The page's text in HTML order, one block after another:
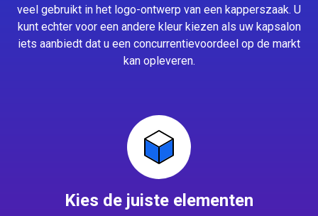
veel gebruikt in het logo-ontwerp van een kapperszaak. U
kunt echter voor een andere kleur kiezen als uw kapsalon
iets aanbiedt dat u een concurrentievoordeel op de markt
kan opleveren.
Kies de juiste elementen